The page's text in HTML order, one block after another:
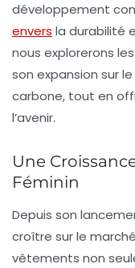
développement
envers la durabilité
nous explorerons
son expansion sur
carbone, tout en
l’avenir.
Une
Féminin
Depuis son
croître sur le
vêtements non